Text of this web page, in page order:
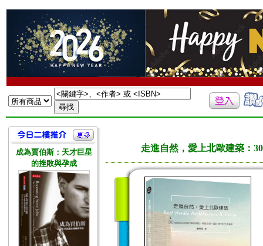
成為賈伯斯：天才巨星
的挫敗與孕成
走進自然，愛上北歐建築：